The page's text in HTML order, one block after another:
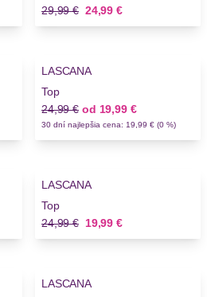
Stará cena
29,99 € Nová cena
24,99 €
LASCANA
Top
Stará cena
24,99 € odNová cena
19,99 €
30 dní najlepšia cena: 19,99 € (0 %)
Novinky
LASCANA
Top
Stará cena
24,99 € Nová cena
19,99 €
LASCANA